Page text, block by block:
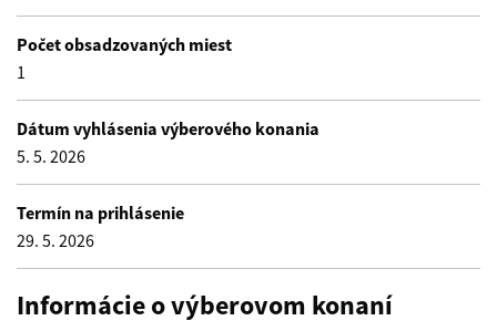
Počet obsadzovaných miest
1
Dátum vyhlásenia výberového konania
5. 5. 2026
Termín na prihlásenie
29. 5. 2026
Informácie o výberovom konaní